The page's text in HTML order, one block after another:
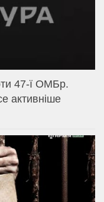
47-ї ОМБр.
активніше